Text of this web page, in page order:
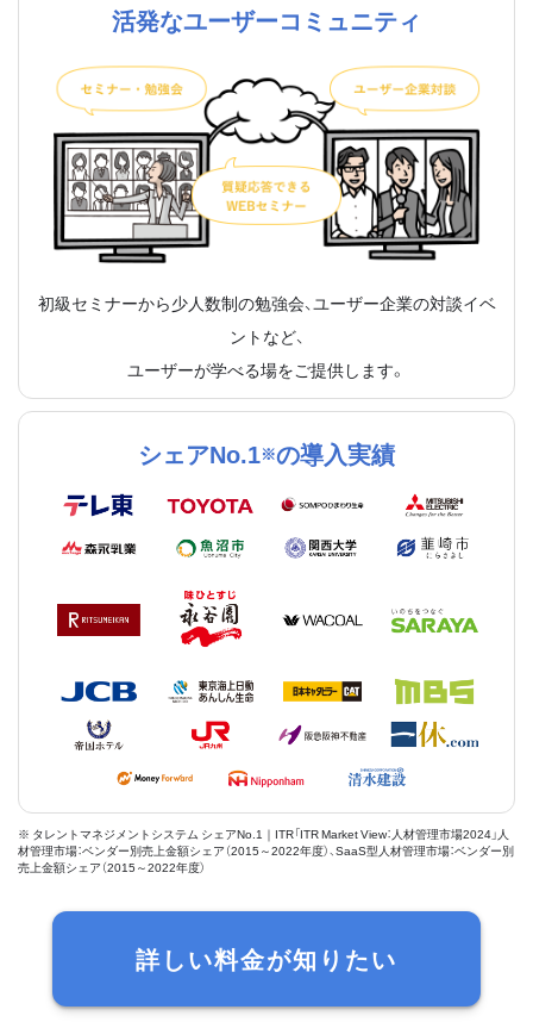
活発なユーザーコミュニティ
初級セミナーから少人数制の勉強会、ユーザー企業の対談イベ
ントなど、
ユーザーが学べる場をご提供します。
シェアNo.1※の導入実績
※ タレントマネジメントシステム シェアNo.1｜ITR「ITR Market View：人材管理市場2024」人
材管理市場：ベンダー別売上金額シェア（2015～2022年度）、SaaS型人材管理市場：ベンダー別
売上金額シェア（2015～2022年度）
詳しい料金が知りたい